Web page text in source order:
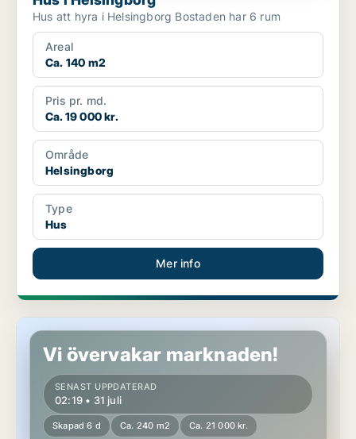
Hus att hyra i Helsingborg Bostaden har 6 rum
Areal
Ca. 140 m2
Pris pr. md.
Ca. 19 000 kr.
Område
Helsingborg
Type
Hus
Mer info
Hus i Helsingborg, Ödåkra
Vi övervakar marknaden!
SENAST UPPDATERAD
02:19 • 31 juli
Skapad 6 d Ca. 240 m2 Ca. 21 000 kr.